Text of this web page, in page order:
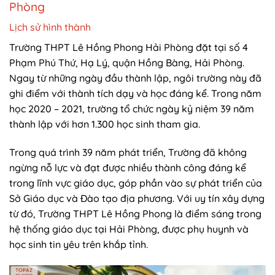
Phòng
Lịch sử hình thành
Trường THPT Lê Hồng Phong Hải Phòng đặt tại số 4
Phạm Phú Thứ, Hạ Lý, quận Hồng Bàng, Hải Phòng.
Ngay từ những ngày đầu thành lập, ngôi trường này đã
ghi điểm với thành tích dạy và học đáng kể. Trong năm
học 2020 – 2021, trường tổ chức ngày kỷ niệm 39 năm
thành lập với hơn 1.300 học sinh tham gia.
Trong quá trình 39 năm phát triển, Trường đã không
ngừng nỗ lực và đạt được nhiều thành công đáng kể
trong lĩnh vực giáo dục, góp phần vào sự phát triển của
Sở Giáo dục và Đào tạo địa phương. Với uy tín xây dựng
từ đó, Trường THPT Lê Hồng Phong là điểm sáng trong
hệ thống giáo dục tại Hải Phòng, được phụ huynh và
học sinh tin yêu trên khắp tỉnh.